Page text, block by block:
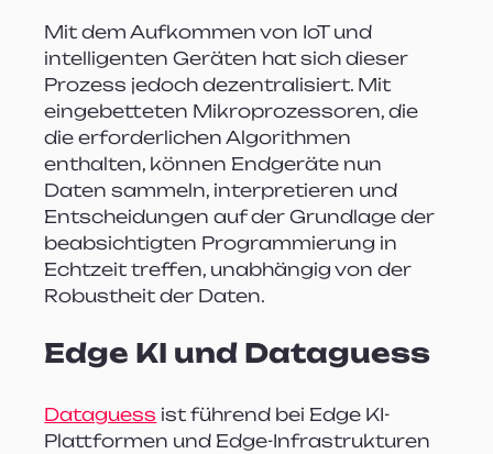
Mit dem Aufkommen von IoT und
intelligenten Geräten hat sich dieser
Prozess jedoch dezentralisiert. Mit
eingebetteten Mikroprozessoren, die
die erforderlichen Algorithmen
enthalten, können Endgeräte nun
Daten sammeln, interpretieren und
Entscheidungen auf der Grundlage der
beabsichtigten Programmierung in
Echtzeit treffen, unabhängig von der
Robustheit der Daten.
Edge KI und Dataguess
Dataguess ist führend bei Edge KI-
Plattformen und Edge-Infrastrukturen